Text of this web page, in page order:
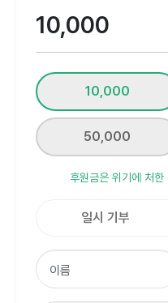
10,000
50,000
후원금은 위기에 처
일시 기부